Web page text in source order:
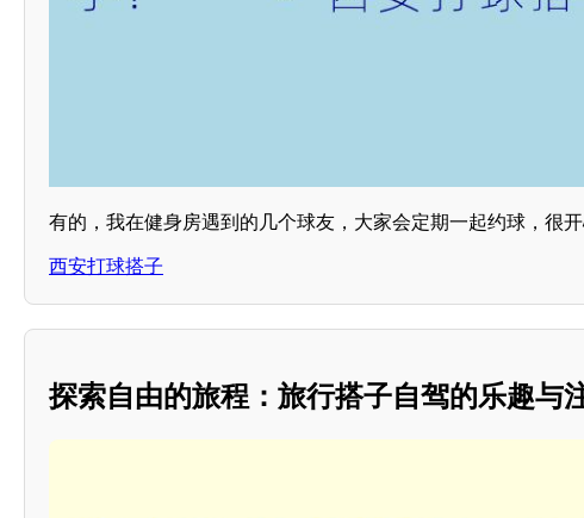
有的，我在健身房遇到的几个球友，大家会定期一起约球，很开
西安打球搭子
探索自由的旅程：旅行搭子自驾的乐趣与